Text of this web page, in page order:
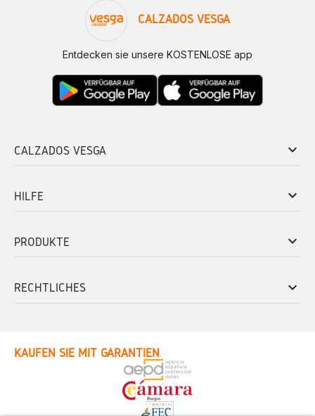
CALZADOS VESGA
Entdecken sie unsere KOSTENLOSE app
CALZADOS VESGA keyboard_arrow_down
HILFE keyboard_arrow_down
PRODUKTE keyboard_arrow_down
RECHTLICHES keyboard_arrow_down
KAUFEN SIE MIT GARANTIEN